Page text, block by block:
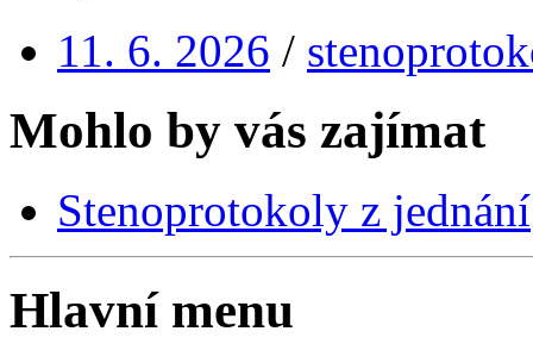
11. 6. 2026 /
Mohlo by vás zajímat
Stenoprotokoly z jednání
Hlavní menu